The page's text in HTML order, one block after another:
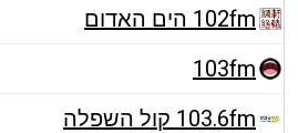
102fm הים האדום
103fm
103.6fm קול השפלה